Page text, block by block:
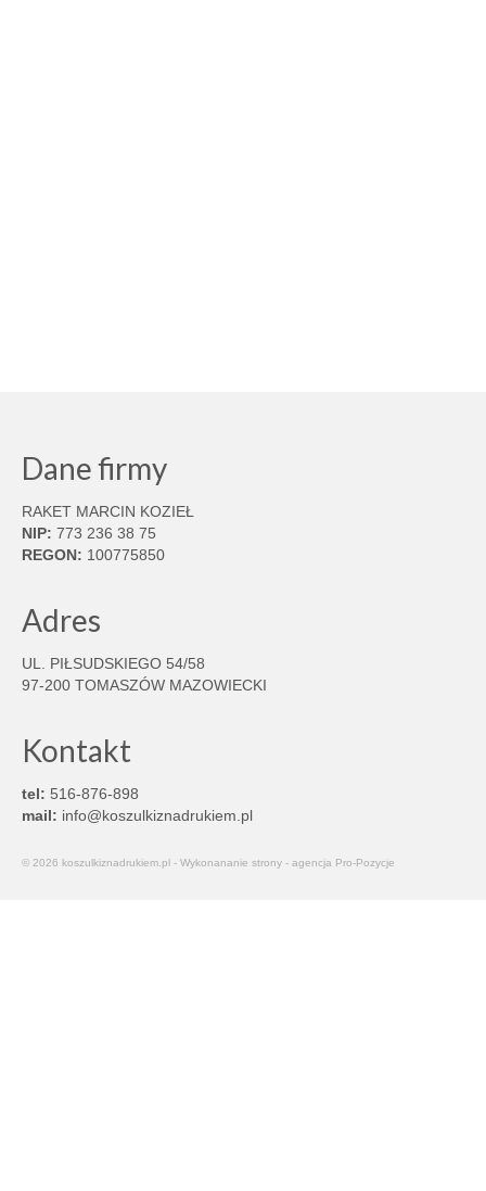
Dane firmy
RAKET MARCIN KOZIEŁ
NIP: 773 236 38 75
REGON: 100775850
Adres
UL. PIŁSUDSKIEGO 54/58
97-200 TOMASZÓW MAZOWIECKI
Kontakt
tel: 516-876-898
mail: info@koszulkiznadrukiem.pl
© 2026 koszulkiznadrukiem.pl - Wykonananie strony - agencja Pro-Pozycje